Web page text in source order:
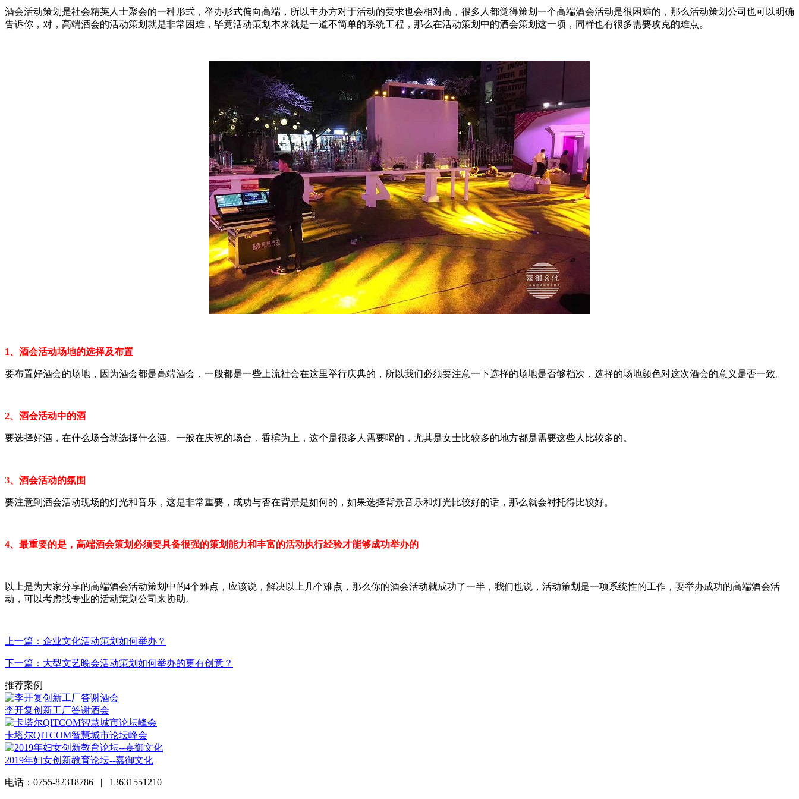
酒会活动策划是社会精英人士聚会的一种形式，举办形式偏向高端，所以主办方对于活动的要求也会相对高，很多人都觉得策划一个高端酒会活动是很困难的，那么活动策划公司也可以明确
告诉你，对，高端酒会的活动策划就是非常困难，毕竟活动策划本来就是一道不简单的系统工程，那么在活动策划中的酒会策划这一项，同样也有很多需要攻克的难点。
1、酒会活动场地的选择及布置
要布置好酒会的场地，因为酒会都是高端酒会，一般都是一些上流社会在这里举行庆典的，所以我们必须要注意一下选择的场地是否够档次，选择的场地颜色对这次酒会的意义是否一致。
2、酒会活动中的酒
要选择好酒，在什么场合就选择什么酒。一般在庆祝的场合，香槟为上，这个是很多人需要喝的，尤其是女士比较多的地方都是需要这些人比较多的。
3、酒会活动的氛围
要注意到酒会活动现场的灯光和音乐，这是非常重要，成功与否在背景是如何的，如果选择背景音乐和灯光比较好的话，那么就会衬托得比较好。
4、最重要的是，高端酒会策划必须要具备很强的策划能力和丰富的活动执行经验才能够成功举办的
以上是为大家分享的高端酒会活动策划中的4个难点，应该说，解决以上几个难点，那么你的酒会活动就成功了一半，我们也说，活动策划是一项系统性的工作，要举办成功的高端酒会活
动，可以考虑找专业的活动策划公司来协助。
上一篇：企业文化活动策划如何举办？
下一篇：大型文艺晚会活动策划如何举办的更有创意？
推荐案例
李开复创新工厂答谢酒会
卡塔尔QITCOM智慧城市论坛峰会
2019年妇女创新教育论坛--嘉御文化
电话：0755-82318786 | 13631551210